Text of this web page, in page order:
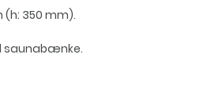
(h: 350 mm).
saunabænke.